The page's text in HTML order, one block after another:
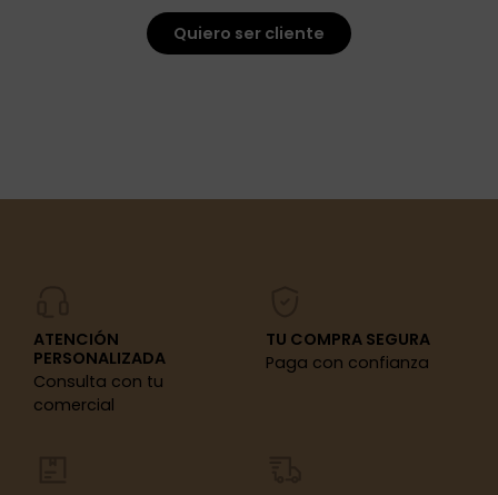
Quiero ser cliente
ATENCIÓN
PERSONALIZADA
Consulta con tu
comercial
TU COMPRA SEGURA
Paga con confianza